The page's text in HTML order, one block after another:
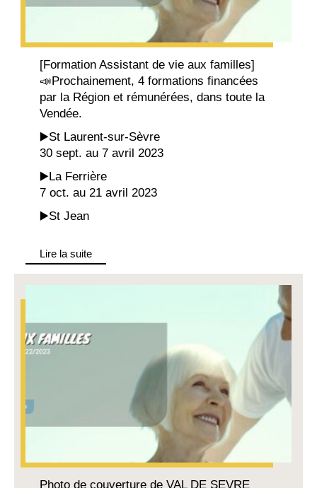
[Formation Assistant de vie aux familles]
📣Prochainement, 4 formations financées
par la Région et rémunérées, dans toute la
Vendée.
▶️St Laurent-sur-Sèvre
30 sept. au 7 avril 2023
▶️La Ferrière
7 oct. au 21 avril 2023
▶️St Jean
Lire la suite
Photo de couverture de VAL DE SEVRE